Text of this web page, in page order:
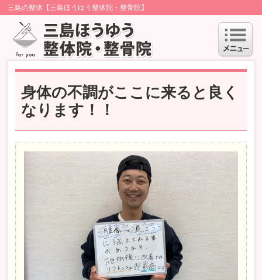
三島の整体【三島ほうゆう整体院・整骨院】
身体の不調がここに来ると良く
なります！！